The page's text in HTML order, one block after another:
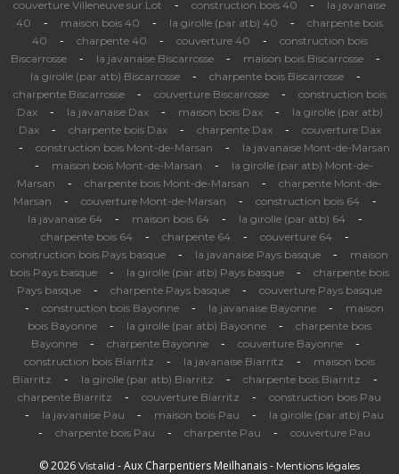
couverture Villeneuve sur Lot - construction bois 40 -
la javanaise
40
- maison bois 40 - la girolle (par atb) 40 -
charpente bois
40
- charpente 40 - couverture 40 -
construction bois
Biscarrosse
- la javanaise Biscarrosse - maison bois Biscarrosse -
la girolle (par atb) Biscarrosse - charpente bois Biscarrosse -
charpente Biscarrosse - couverture Biscarrosse -
construction bois
Dax
- la javanaise Dax - maison bois Dax -
la girolle (par atb)
Dax
- charpente bois Dax - charpente Dax - couverture Dax
- construction bois Mont-de-Marsan - la javanaise Mont-de-Marsan
- maison bois Mont-de-Marsan -
la girolle (par atb) Mont-de-
Marsan
- charpente bois Mont-de-Marsan -
charpente Mont-de-
Marsan
- couverture Mont-de-Marsan - construction bois 64 -
la javanaise 64 - maison bois 64 - la girolle (par atb) 64 -
charpente bois 64 - charpente 64 - couverture 64 -
construction bois Pays basque - la javanaise Pays basque -
maison
bois Pays basque
- la girolle (par atb) Pays basque -
charpente bois
Pays basque
- charpente Pays basque - couverture Pays basque
- construction bois Bayonne - la javanaise Bayonne -
maison
bois Bayonne
- la girolle (par atb) Bayonne -
charpente bois
Bayonne
- charpente Bayonne - couverture Bayonne -
construction bois Biarritz - la javanaise Biarritz -
maison bois
Biarritz
- la girolle (par atb) Biarritz - charpente bois Biarritz -
charpente Biarritz - couverture Biarritz - construction bois Pau
- la javanaise Pau - maison bois Pau - la girolle (par atb) Pau
- charpente bois Pau - charpente Pau - couverture Pau
© 2026 Vistalid - Aux Charpentiers Meilhanais - Mentions légales